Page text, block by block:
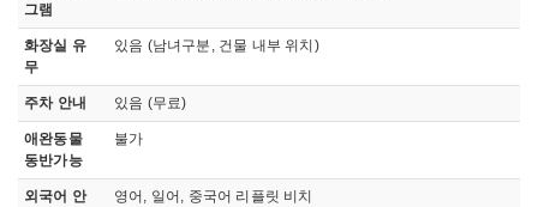
그램
화장실 유
무
있음 (남녀구분, 건물 내부 위치)
주차 안내 있음 (무료)
애완동물
동반가능
불가
외국어 안
영어, 일어, 중국어 리플릿 비치